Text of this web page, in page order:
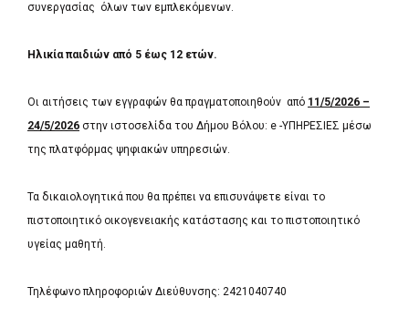
συνεργασίας όλων των εμπλεκόμενων.
Ηλικία παιδιών από 5 έως 12 ετών.
Οι αιτήσεις των εγγραφών θα πραγματοποιηθούν από 11/5/2026 –
24/5/2026 στην ιστοσελίδα του Δήμου Βόλου: e -ΥΠΗΡΕΣΙΕΣ μέσω
της πλατφόρμας ψηφιακών υπηρεσιών.
Τα δικαιολογητικά που θα πρέπει να επισυνάψετε είναι το
πιστοποιητικό οικογενειακής κατάστασης και το πιστοποιητικό
υγείας μαθητή.
Τηλέφωνο πληροφοριών Διεύθυνσης: 2421040740